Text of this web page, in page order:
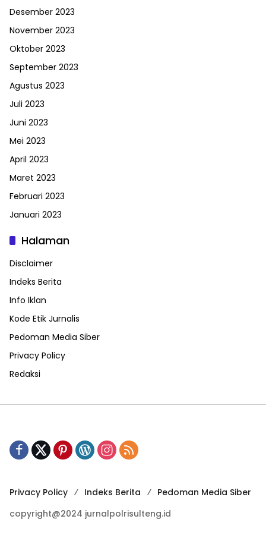
Desember 2023
November 2023
Oktober 2023
September 2023
Agustus 2023
Juli 2023
Juni 2023
Mei 2023
April 2023
Maret 2023
Februari 2023
Januari 2023
Halaman
Disclaimer
Indeks Berita
Info Iklan
Kode Etik Jurnalis
Pedoman Media Siber
Privacy Policy
Redaksi
Privacy Policy Indeks Berita
Pedoman Media Siber
copyright@2024 jurnalpolrisulteng.id